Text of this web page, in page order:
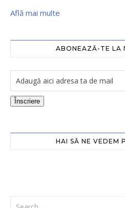
Află mai multe
ABONEAZĂ-TE LA
Înscriere
HAI SĂ NE VEDEM